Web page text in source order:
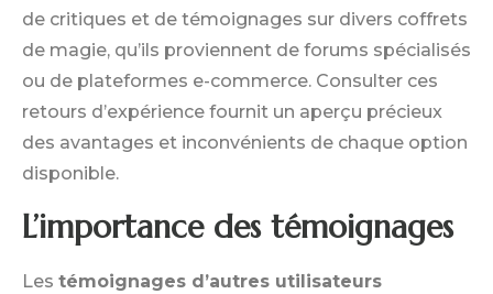
de critiques et de témoignages sur divers coffrets
de magie, qu’ils proviennent de forums spécialisés
ou de plateformes e-commerce. Consulter ces
retours d’expérience fournit un aperçu précieux
des avantages et inconvénients de chaque option
disponible.
L’importance des témoignages
Les témoignages d’autres utilisateurs